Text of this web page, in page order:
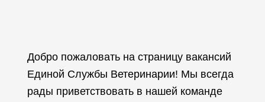
Добро пожаловать на страницу вакансий
Единой Службы Ветеринарии! Мы всегда
рады приветствовать в нашей команде